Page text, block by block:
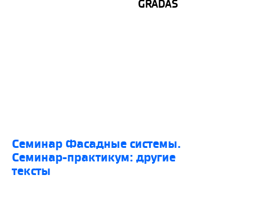
GRADAS
семинар Фасадные системы.
Семинар-практикум: другие
тексты